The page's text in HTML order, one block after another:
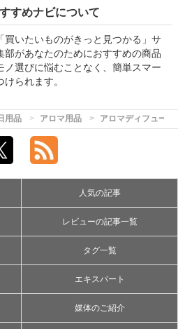
すめナビについて
買いたいものがきっと見つかる」サ
部があなたのためにおすすめの商品
ノ選びに悩むことなく、簡単スマー
られます。
用品 アロマ用品 アロマディフューザ
人気の記事
レビューの記事一覧
タグ一覧
エキスパート
媒体のご紹介